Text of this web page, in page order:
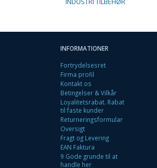
INFORMATIONER
Fortrydelsesret
Firma profil
Kontakt os
Betingelser & Vilkår
Loyalitetsrabat. Rabat
til faste kunder
Returneringsformular
Oversigt
Fragt og Levering
EAN Faktura
9 Gode grunde til at
handle her